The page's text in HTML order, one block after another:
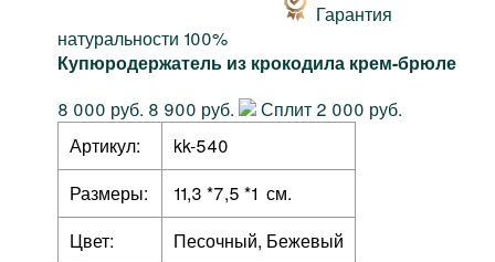
Гарантия
натуральности 100%
Купюродержатель из крокодила крем-брюле
8 000 руб. 8 900 руб.
Сплит 2 000 руб.
Артикул:
kk-540
Размеры:
11,3 *7,5 *1 см.
Цвет:
Песочный, Бежевый